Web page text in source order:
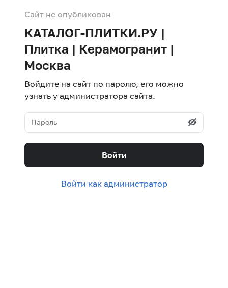
Сайт не опубликован
КАТАЛОГ-ПЛИТКИ.РУ |
Плитка | Керамогранит |
Москва
Войдите на сайт по паролю, его можно
узнать у администратора сайта.
Войти
Войти как администратор